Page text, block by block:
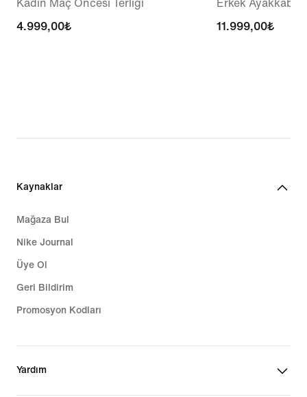
Kadın Maç Öncesi Terliği
4.999,00₺
4.999,00₺
Erkek Ayakkabısı
11.999,00₺
11.999,00₺
Kaynaklar
Mağaza Bul
Nike Journal
Üye Ol
Geri Bildirim
Promosyon Kodları
Yardım